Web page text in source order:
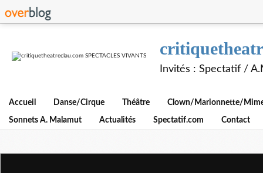
Invités : Spectatif /
Accueil Danse/Cirque Théâtre Clown/Marionnette/
Sonnets A. Malamut Actualités Spectatif.com Contact